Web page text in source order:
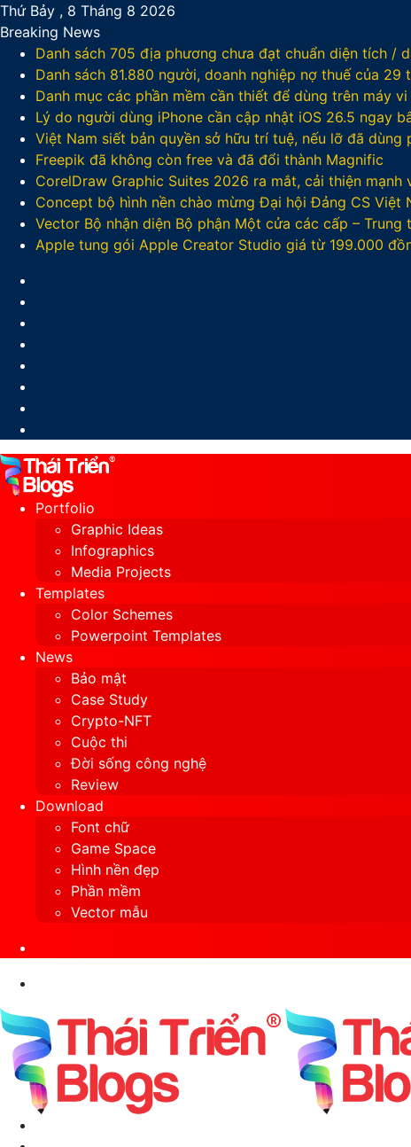
Thứ Bảy , 8 Tháng 8 2026
Breaking News
Danh sách 705 địa phương chưa đạt chuẩn diện tích /
Danh sách 81.880‬ người, doanh nghiệp nợ thuế của
Danh mục các phần mềm cần thiết để dùng trên máy
Lý do người dùng iPhone cần cập nhật iOS 26.5 ngay
Việt Nam siết bản quyền sở hữu trí tuệ, nếu lỡ đã dùng
Freepik đã không còn free và đã đổi thành Magnific
CorelDraw Graphic Suites 2026 ra mắt, cải thiện
Concept bộ hình nền chào mừng Đại hội Đảng CS Việt
Vector Bộ nhận diện Bộ phận Một cửa các cấp – Trung
Apple tung gói Apple Creator Studio giá từ 199.000
Portfolio
Graphic Ideas
Infographics
Media Projects
Templates
Color Schemes
Powerpoint Templates
News
Bảo mật
Case Study
Crypto-NFT
Cuộc thi
Đời sống công nghệ
Review
Download
Font chữ
Game Space
Hình nền đẹp
Phần mềm
Vector mẫu